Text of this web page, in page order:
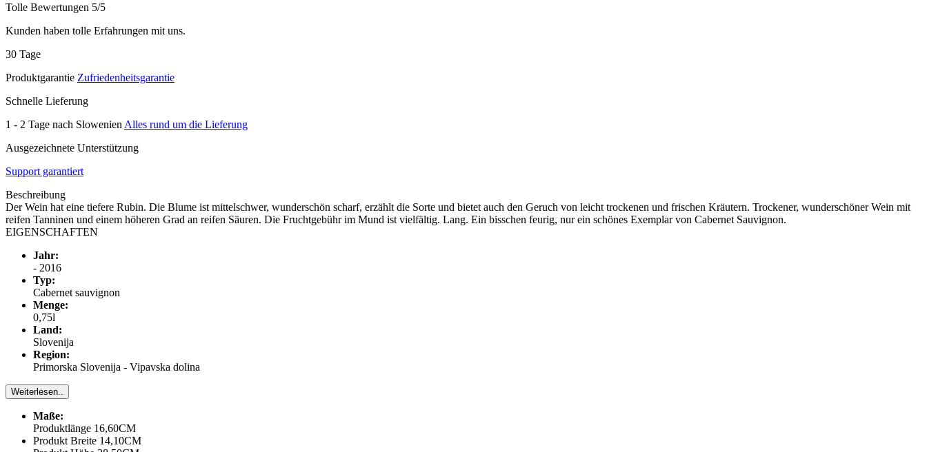
Tolle Bewertungen 5/5
Kunden haben tolle Erfahrungen mit uns.
30 Tage
Produktgarantie Zufriedenheitsgarantie
Schnelle Lieferung
1 - 2 Tage nach Slowenien Alles rund um die Lieferung
Ausgezeichnete Unterstützung
Support garantiert
Beschreibung
Der Wein hat eine tiefere Rubin. Die Blume ist mittelschwer, wunderschön scharf, erzählt die Sorte und bietet auch den Geruch von leicht trockenen und frischen Kräutern. Trockener, wunderschöner Wein mit
reifen Tanninen und einem höheren Grad an reifen Säuren. Die Fruchtgebühr im Mund ist vielfältig. Lang. Ein bisschen feurig, nur ein schönes Exemplar von Cabernet Sauvignon.
EIGENSCHAFTEN
Jahr:
- 2016
Typ:
Cabernet sauvignon
Menge:
0,75l
Land:
Slovenija
Region:
Primorska Slovenija - Vipavska dolina
Weiterlesen..
Maße:
Produktlänge 16,60CM
Produkt Breite 14,10CM